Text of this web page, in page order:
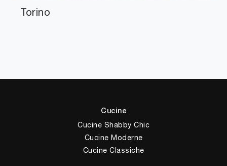
Torino
Cucine
Cucine Shabby Chic
Cucine Moderne
Cucine Classiche